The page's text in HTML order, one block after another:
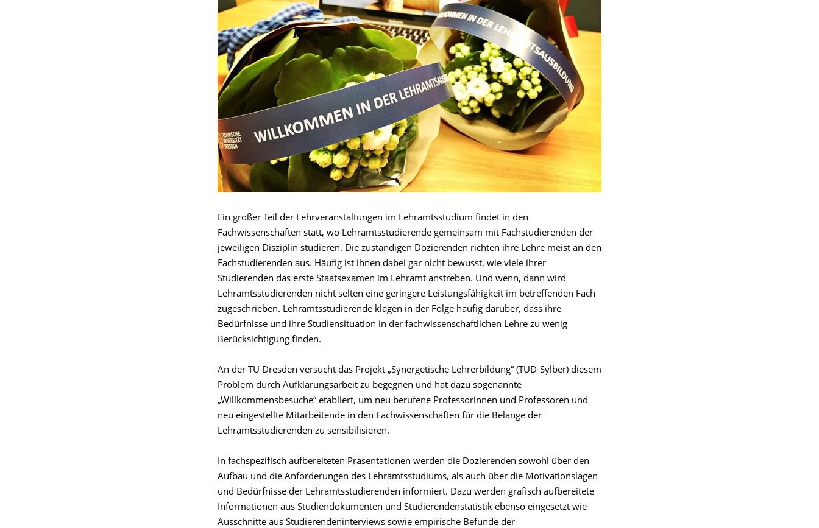
Ein großer Teil der Lehrveranstaltungen im Lehramtsstudium findet in den
Fachwissenschaften statt, wo Lehramtsstudierende gemeinsam mit Fachstudierenden der
jeweiligen Disziplin studieren. Die zuständigen Dozierenden richten ihre Lehre meist an den
Fachstudierenden aus. Häufig ist ihnen dabei gar nicht bewusst, wie viele ihrer
Studierenden das erste Staatsexamen im Lehramt anstreben. Und wenn, dann wird
Lehramtsstudierenden nicht selten eine geringere Leistungsfähigkeit im betreffenden Fach
zugeschrieben. Lehramtsstudierende klagen in der Folge häufig darüber, dass ihre
Bedürfnisse und ihre Studiensituation in der fachwissenschaftlichen Lehre zu wenig
Berücksichtigung finden.
An der TU Dresden versucht das Projekt „Synergetische Lehrerbildung“ (TUD-Sylber) diesem
Problem durch Aufklärungsarbeit zu begegnen und hat dazu sogenannte
„Willkommensbesuche“ etabliert, um neu berufene Professorinnen und Professoren und
neu eingestellte Mitarbeitende in den Fachwissenschaften für die Belange der
Lehramtsstudierenden zu sensibilisieren.
In fachspezifisch aufbereiteten Präsentationen werden die Dozierenden sowohl über den
Aufbau und die Anforderungen des Lehramtsstudiums, als auch über die Motivationslagen
und Bedürfnisse der Lehramtsstudierenden informiert. Dazu werden grafisch aufbereitete
Informationen aus Studiendokumenten und Studierendenstatistik ebenso eingesetzt wie
Ausschnitte aus Studierendeninterviews sowie empirische Befunde der